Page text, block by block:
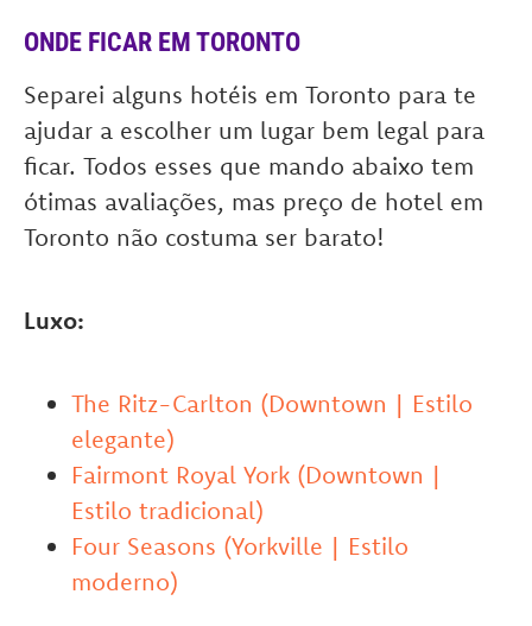
ONDE FICAR EM TORONTO
Separei alguns hotéis em Toronto para te
ajudar a escolher um lugar bem legal para
ficar. Todos esses que mando abaixo tem
ótimas avaliações, mas preço de hotel em
Toronto não costuma ser barato!
Luxo:
The Ritz-Carlton (Downtown | Estilo
elegante)
Fairmont Royal York (Downtown |
Estilo tradicional)
Four Seasons (Yorkville | Estilo
moderno)